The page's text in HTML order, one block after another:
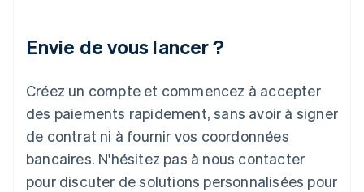
Envie de vous lancer ?
Créez un compte et commencez à accepter
des paiements rapidement, sans avoir à signer
de contrat ni à fournir vos coordonnées
bancaires. N'hésitez pas à nous contacter
pour discuter de solutions personnalisées pour
日本語 English
English
Liechtenstein
Deutsch English
Lituanie
English
Luxembourg
FrançaisDeutschEnglish